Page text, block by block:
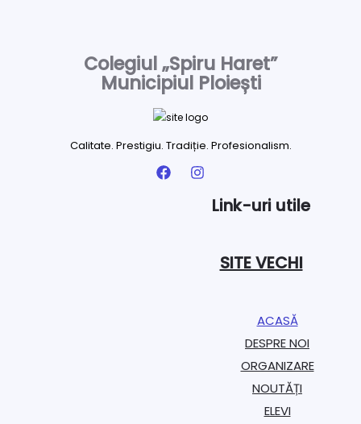
Colegiul „Spiru Haret”
Municipiul Ploiești
Calitate. Prestigiu. Tradiție. Profesionalism.
Link-uri utile
SITE VECHI
ACASĂ
DESPRE NOI
ORGANIZARE​
NOUTĂȚI
ELEVI